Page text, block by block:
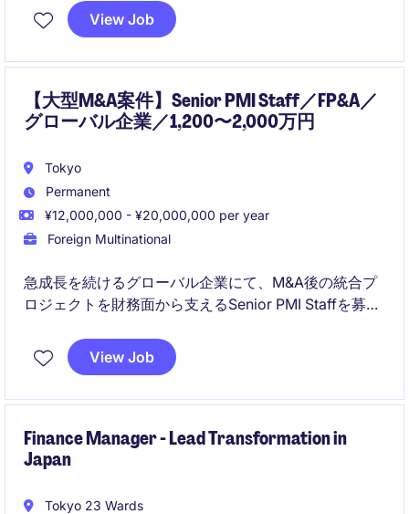
高い年収レンジに加え、英語を活用する国際環境と手
厚いサポート体制のもと、長期的にキャリアを築くこ
View Job
【大型M&A案件】Senior PMI Staff／FP&A／
グローバル企業／1,200〜2,000万円
Tokyo
Permanent
¥12,000,000 - ¥20,000,000 per year
Foreign Multinational
急成長を続けるグローバル企業にて、M&A後の統合プ
ロジェクトを財務面から支えるSenior PMI Staffを募集
経営層と連携し、組織変革やガバナンス構築に携わる
ことができる希少なポジションです。
View Job
Finance Manager - Lead Transformation in
Japan
Tokyo 23 Wards